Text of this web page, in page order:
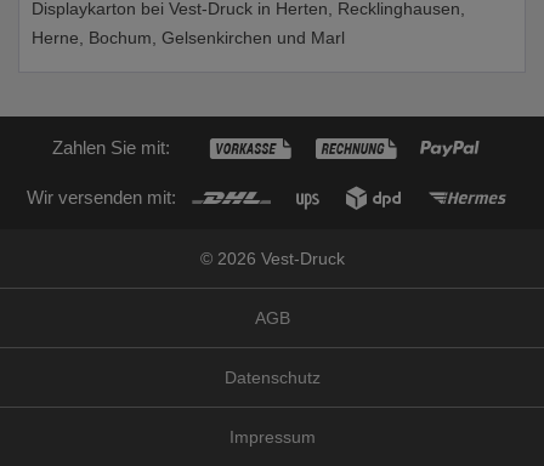
Displaykarton bei Vest-Druck in Herten, Recklinghausen,
Herne, Bochum, Gelsenkirchen und Marl
Zahlen Sie mit:
Wir versenden mit:
© 2026 Vest-Druck
AGB
Datenschutz
Impressum